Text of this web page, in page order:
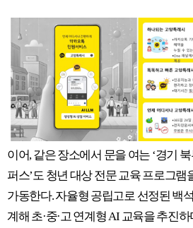
이어,같은 장소에서 문을 여는 ‘경기
퍼스’도 청년 대상 전문 교육 프로그램
가동한다.자율형 공립고로 선정된 백
계해 초·중·고 연계형AI 교육을 추진하